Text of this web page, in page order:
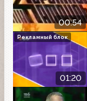
00:54
01:20
Рекламный блок